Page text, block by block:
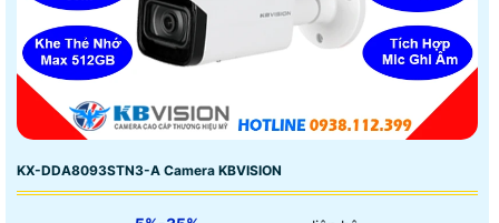
KX-DDA8093STN3-A Camera KBVISION